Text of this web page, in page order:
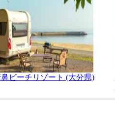
ビーチリゾート (大分県)